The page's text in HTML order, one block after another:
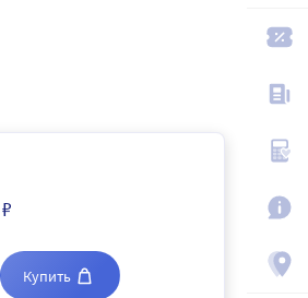
₽
Купить